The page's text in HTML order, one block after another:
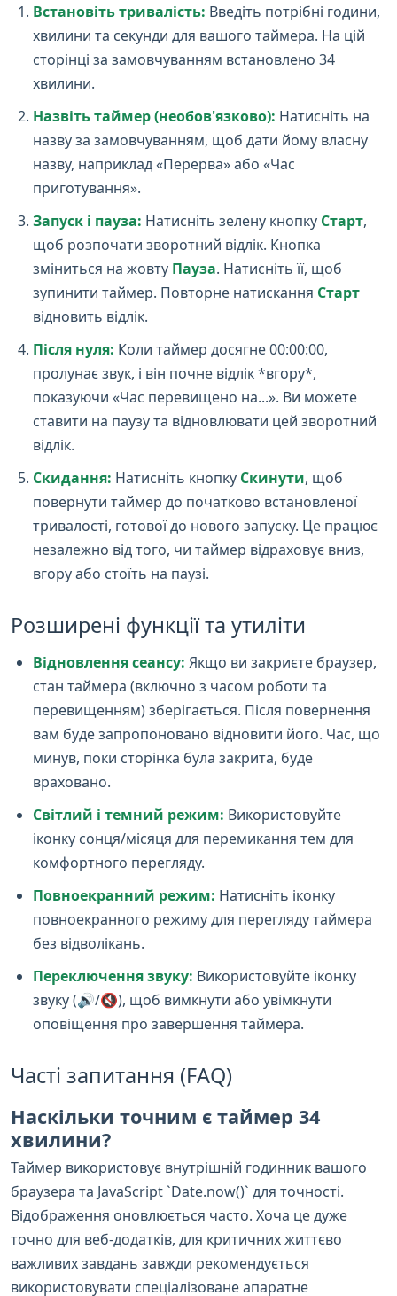
Встановіть тривалість: Введіть потрібні години,
хвилини та секунди для вашого таймера. На цій
сторінці за замовчуванням встановлено 34
хвилини.
Назвіть таймер (необов'язково): Натисніть на
назву за замовчуванням, щоб дати йому власну
назву, наприклад «Перерва» або «Час
приготування».
Запуск і пауза: Натисніть зелену кнопку Старт,
щоб розпочати зворотний відлік. Кнопка
зміниться на жовту Пауза. Натисніть її, щоб
зупинити таймер. Повторне натискання Старт
відновить відлік.
Після нуля: Коли таймер досягне 00:00:00,
пролунає звук, і він почне відлік *вгору*,
показуючи «Час перевищено на...». Ви можете
ставити на паузу та відновлювати цей зворотний
відлік.
Скидання: Натисніть кнопку Скинути, щоб
повернути таймер до початково встановленої
тривалості, готової до нового запуску. Це працює
незалежно від того, чи таймер відраховує вниз,
вгору або стоїть на паузі.
Розширені функції та утиліти
Відновлення сеансу: Якщо ви закриєте браузер,
стан таймера (включно з часом роботи та
перевищенням) зберігається. Після повернення
вам буде запропоновано відновити його. Час, що
минув, поки сторінка була закрита, буде
враховано.
Світлий і темний режим: Використовуйте
іконку сонця/місяця для перемикання тем для
комфортного перегляду.
Повноекранний режим: Натисніть іконку
повноекранного режиму для перегляду таймера
без відволікань.
Переключення звуку: Використовуйте іконку
звуку (🔊/🔇), щоб вимкнути або увімкнути
оповіщення про завершення таймера.
Часті запитання (FAQ)
Наскільки точним є таймер 34
хвилини?
Таймер використовує внутрішній годинник вашого
браузера та JavaScript `Date.now()` для точності.
Відображення оновлюється часто. Хоча це дуже
точно для веб-додатків, для критичних життєво
важливих завдань завжди рекомендується
використовувати спеціалізоване апаратне